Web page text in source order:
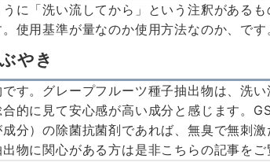
に「洗い流してから」という注釈がある
使用基準が量なのか使用方法なのか、です
やき
す。グレープフルーツ種子抽出物は、洗い
的に見て安心感が高い成分と感じます。
分）の除菌抗菌剤であれば、無臭で無刺激
物に関心がある方は是非こちらの記事をご